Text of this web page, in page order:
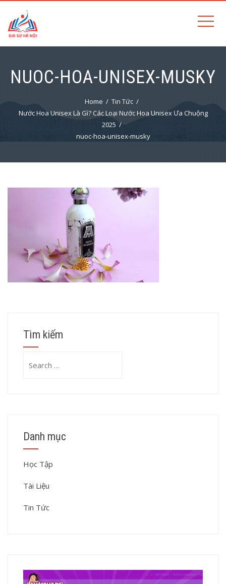
NUOC-HOA-UNISEX-MUSKY
Home
Tin Tức
Nước Hoa Unisex Là Gì? Các Loại Nước Hoa Unisex Ưa Chuộng
2025
nuoc-hoa-unisex-musky
Tìm kiếm
Danh mục
Học Tập
Tài Liệu
Tin Tức